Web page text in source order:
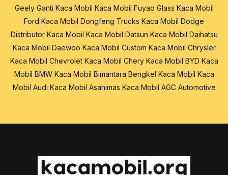
Geely Ganti Kaca Mobil Kaca Mobil Fuyao Glass Kaca Mobil
Ford Kaca Mobil Dongfeng Trucks Kaca Mobil Dodge
Distributor Kaca Mobil Kaca Mobil Datsun Kaca Mobil Daihatsu
Kaca Mobil Daewoo Kaca Mobil Custom Kaca Mobil Chrysler
Kaca Mobil Chevrolet Kaca Mobil Chery Kaca Mobil BYD Kaca
Mobil BMW Kaca Mobil Bimantara Bengkel Kaca Mobil Kaca
Mobil Audi Kaca Mobil Asahimas Kaca Mobil AGC Automotive